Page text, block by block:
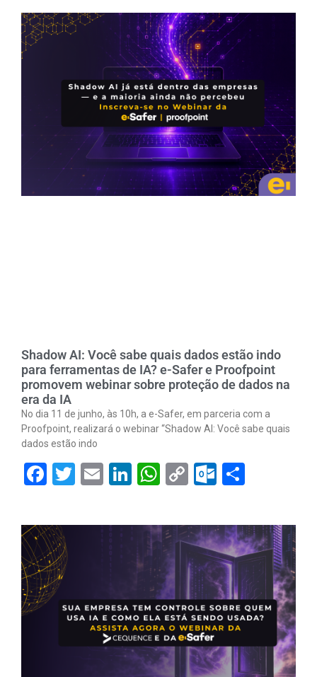
Shadow AI: Você sabe quais dados estão indo
para ferramentas de IA? e-Safer e Proofpoint
promovem webinar sobre proteção de dados na
era da IA
No dia 11 de junho, às 10h, a e-Safer, em parceria com a
Proofpoint, realizará o webinar “Shadow AI: Você sabe quais
dados estão indo
Facebook
Twitter
EmailLinkedIn
WhatsApp
Copy